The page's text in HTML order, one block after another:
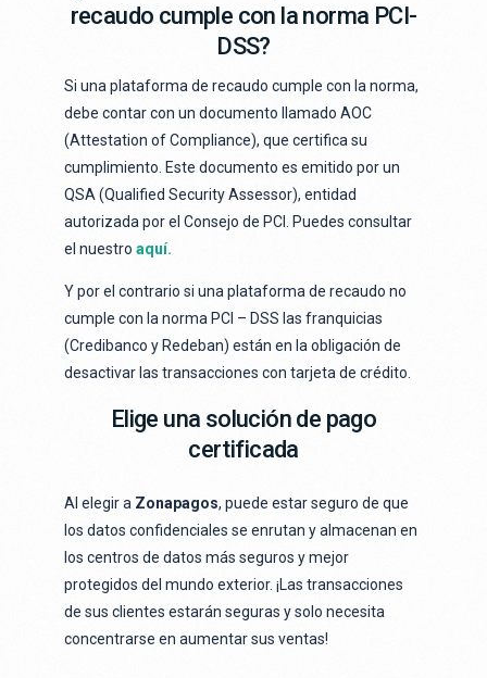
recaudo cumple con la norma PCI-
DSS?
Si una plataforma de recaudo cumple con la norma,
debe contar con un documento llamado AOC
(Attestation of Compliance), que certifica su
cumplimiento. Este documento es emitido por un
QSA (Qualified Security Assessor), entidad
autorizada por el Consejo de PCI. Puedes consultar
el nuestro aquí.
Y por el contrario si una plataforma de recaudo no
cumple con la norma PCI – DSS las franquicias
(Credibanco y Redeban) están en la obligación de
desactivar las transacciones con tarjeta de crédito.
Elige una solución de pago
certificada
Al elegir a Zonapagos, puede estar seguro de que
los datos confidenciales se enrutan y almacenan en
los centros de datos más seguros y mejor
protegidos del mundo exterior. ¡Las transacciones
de sus clientes estarán seguras y solo necesita
concentrarse en aumentar sus ventas!